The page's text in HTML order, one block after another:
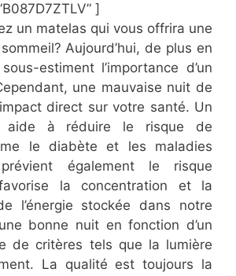
]
un matelas qui vous offrira une
Aujourd’hui, de plus en
estiment l’importance d’un
une mauvaise nuit de
direct sur votre santé. Un
aide à réduire le risque de
le diabète et les maladies
prévient également le risque
la concentration et la
l’énergie stockée dans notre
bonne nuit en fonction d’un
de critères tels que la lumière
La qualité est toujours la